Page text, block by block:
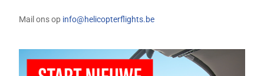
Mail ons op info@helicopterflights.be